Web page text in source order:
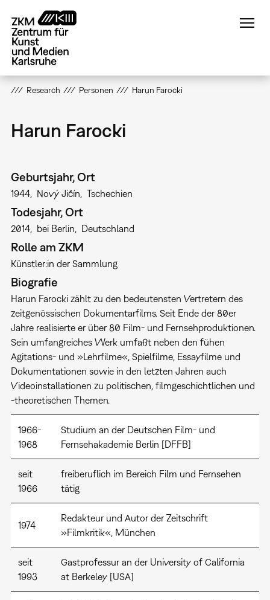
zum
Inhalt
Research Personen Harun Farocki
Harun Farocki
Geburtsjahr, Ort
1944 Nový Jičín Tschechien
Todesjahr, Ort
2014 bei Berlin Deutschland
Rolle am ZKM
Künstler:in der Sammlung
Biografie
Harun Farocki zählt zu den bedeutensten Vertretern des
zeitgenössischen Dokumentarfilms. Seit Ende der 80er
Jahre realisierte er über 80 Film- und Fernsehproduktionen.
Sein umfangreiches Werk umfaßt neben den fühen
Agitations- und »Lehrfilme«, Spielfilme, Essayfilme und
Dokumentationen sowie in den letzten Jahren auch
Videoinstallationen zu politischen, filmgeschichtlichen und
-theoretischen Themen.
1966-
1968
Studium an der Deutschen Film- und
Fernsehakademie Berlin [DFFB]
seit
1966
freiberuflich im Bereich Film und Fernsehen
tätig
1974
Redakteur und Autor der Zeitschrift
»Filmkritik«, München
seit
1993
Gastprofessur an der University of California
at Berkeley [USA]